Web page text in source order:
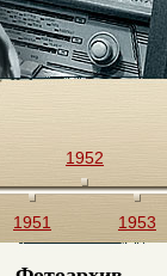
1951
1952
1953